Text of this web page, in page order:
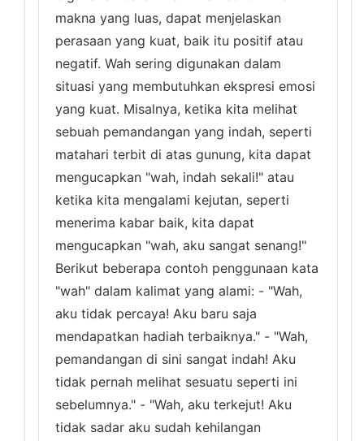
makna yang luas, dapat menjelaskan
perasaan yang kuat, baik itu positif atau
negatif. Wah sering digunakan dalam
situasi yang membutuhkan ekspresi emosi
yang kuat. Misalnya, ketika kita melihat
sebuah pemandangan yang indah, seperti
matahari terbit di atas gunung, kita dapat
mengucapkan "wah, indah sekali!" atau
ketika kita mengalami kejutan, seperti
menerima kabar baik, kita dapat
mengucapkan "wah, aku sangat senang!"
Berikut beberapa contoh penggunaan kata
"wah" dalam kalimat yang alami: - "Wah,
aku tidak percaya! Aku baru saja
mendapatkan hadiah terbaiknya." - "Wah,
pemandangan di sini sangat indah! Aku
tidak pernah melihat sesuatu seperti ini
sebelumnya." - "Wah, aku terkejut! Aku
tidak sadar aku sudah kehilangan